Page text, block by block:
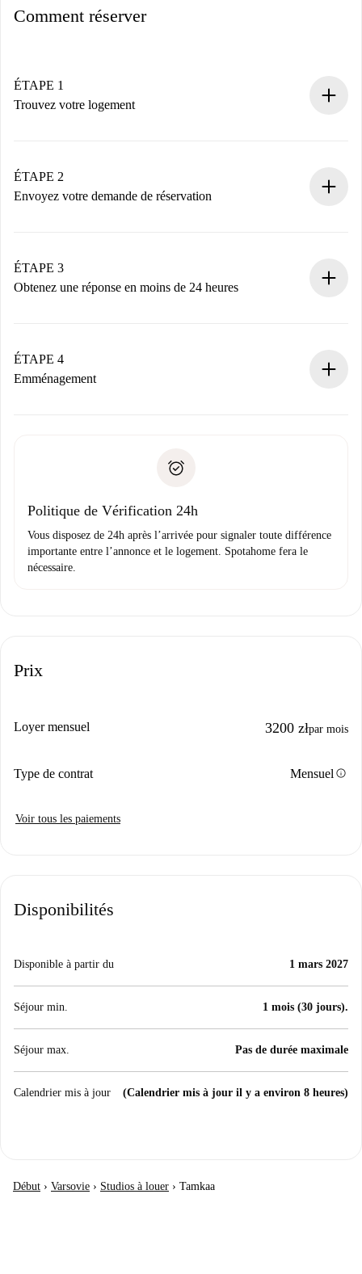
Comment réserver
ÉTAPE 1
Trouvez votre logement
Vous disposez à l’avance de toutes les informations
nécessaires.
ÉTAPE 2
Envoyez votre demande de réservation
Nous ne vous facturerons rien tant que le propriétaire
n’aura pas accepté.
ÉTAPE 3
Obtenez une réponse en moins de 24 heures
contact avec le propriétaire.
Si refusé : aucun prélèvement et nous vous proposerons
Justificatif de solvabilité
ÉTAPE 4
Emménagement
uniquement si aucun problème n'est signalé.
Politique de Vérification 24h
Vous disposez de 24h après l’arrivée pour signaler toute différence
importante entre l’annonce et le logement. Spotahome fera le
nécessaire.
Prix
Loyer mensuel 3200 złpar mois
Type de contrat Mensuel info
Voir tous les paiements
Disponibilités
Disponible à partir du 1 mars 2027
Séjour min. 1 mois (30 jours).
Séjour max. Pas de durée maximale
Calendrier mis à jour (Calendrier mis à jour il y a environ 8 heures)
Début › Varsovie › Studios à louer › Tamkaa